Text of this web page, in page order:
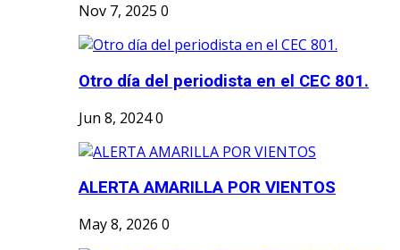
Nov 7, 2025 0
Otro día del periodista en el CEC 801.
Jun 8, 20240
ALERTA AMARILLA POR VIENTOS
May 8, 2026 0